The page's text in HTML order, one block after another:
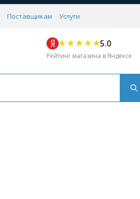
Поставщикам Услуги
5.0
Рейтинг магазина в Яндексе